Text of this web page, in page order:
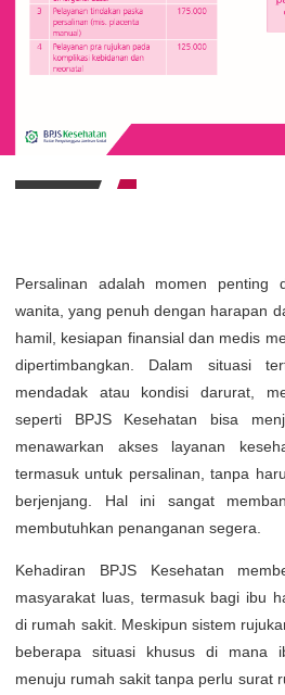
Persalinan adalah momen penting
wanita, yang penuh dengan harapan
hamil, kesiapan finansial dan medis
dipertimbangkan. Dalam situasi
mendadak atau kondisi darurat,
seperti BPJS Kesehatan bisa
menawarkan akses layanan
termasuk untuk persalinan, tanpa
berjenjang. Hal ini sangat
membutuhkan penanganan segera.
Kehadiran BPJS Kesehatan
masyarakat luas, termasuk bagi ibu
di rumah sakit. Meskipun sistem
beberapa situasi khusus di mana
menuju rumah sakit tanpa perlu surat